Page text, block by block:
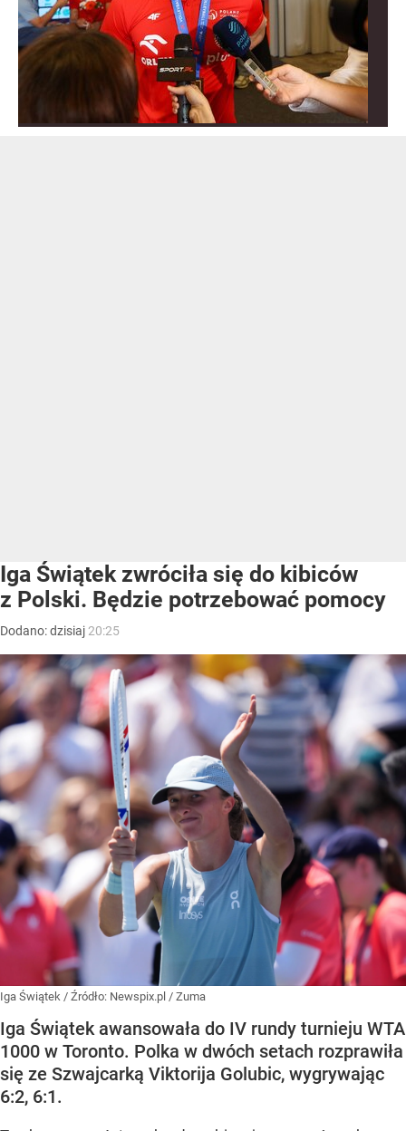
Iga Świątek zwróciła się do kibiców
z Polski. Będzie potrzebować pomocy
Dodano:dzisiaj 20:25
Iga Świątek / Źródło: Newspix.pl / Zuma
Iga Świątek awansowała do IV rundy turnieju WTA
1000 w Toronto. Polka w dwóch setach rozprawiła
się ze Szwajcarką Viktorija Golubic, wygrywając
6:2, 6:1.